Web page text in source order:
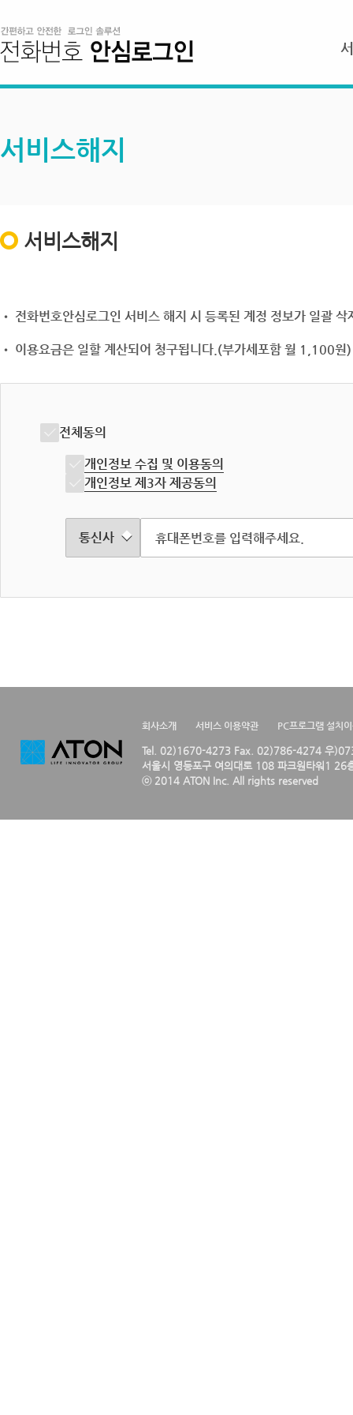
서비스해지
서비스해지
• 전화번호안심로그인 서비스 해지 시 등록된 계정 정보가 일괄
• 이용요금은 일할 계산되어 청구됩니다.(부가세포함 월 1,100원)
전체동의
개인정보 수집 및 이용동의
개인정보 제3자 제공동의
회사소개 서비스 이용약관 PC프로그램 설치
Tel. 02)1670-4273 Fax. 02)786-4274 우
서울시 영등포구 여의대로 108 파크원타워1 26
ⓒ 2014 ATON Inc. All rights reserved